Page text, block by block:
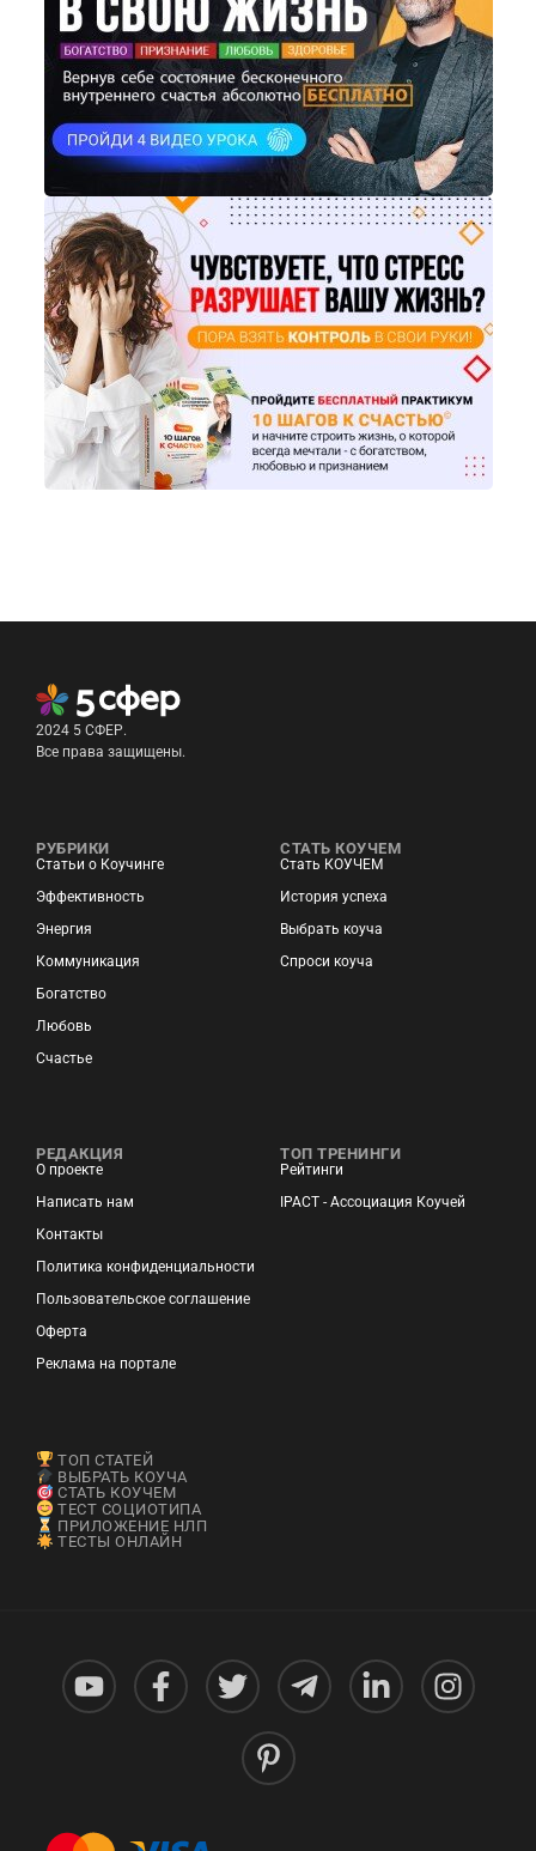
2024 5 СФЕР.
Все права защищены.
РУБРИКИ
Статьи о Коучинге
Эффективность
Энергия
Коммуникация
Богатство
Любовь
Счастье
СТАТЬ КОУЧЕМ
Стать КОУЧЕМ
История успеха
Выбрать коуча
Спроси коуча
РЕДАКЦИЯ
О проекте
Написать нам
Контакты
Политика конфиденциальности
Пользовательское соглашение
Оферта
Реклама на портале
ТОП ТРЕНИНГИ
Рейтинги
IPACT - Ассоциация Коучей
ТОП СТАТЕЙ
ВЫБРАТЬ КОУЧА
СТАТЬ КОУЧЕМ
ТЕСТ СОЦИОТИПА
ПРИЛОЖЕНИЕ НЛП
ТЕСТЫ ОНЛАЙН